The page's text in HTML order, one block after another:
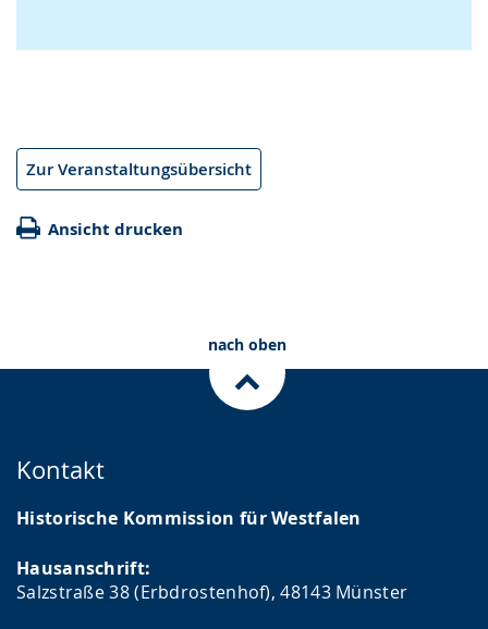
Zur Veranstaltungsübersicht
Ansicht drucken
nach oben
Kontakt
Historische Kommission für Westfalen
Hausanschrift:
Salzstraße 38 (Erbdrostenhof), 48143 Münster